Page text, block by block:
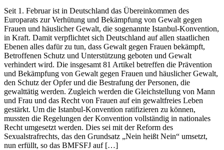
Seit 1. Februar ist in Deutschland das Übereinkommen des
Europarats zur Verhütung und Bekämpfung von Gewalt gegen
Frauen und häuslicher Gewalt, die sogenannte Istanbul-Konvention,
in Kraft. Damit verpflichtet sich Deutschland auf allen staatlichen
Ebenen alles dafür zu tun, dass Gewalt gegen Frauen bekämpft,
Betroffenen Schutz und Unterstützung geboten und Gewalt
verhindert wird. Die insgesamt 81 Artikel betreffen die Prävention
und Bekämpfung von Gewalt gegen Frauen und häuslicher Gewalt,
den Schutz der Opfer und die Bestrafung der Personen, die
gewalttätig werden. Zugleich werden die Gleichstellung von Mann
und Frau und das Recht von Frauen auf ein gewaltfreies Leben
gestärkt. Um die Istanbul-Konvention ratifizieren zu können,
mussten die Regelungen der Konvention vollständig in nationales
Recht umgesetzt werden. Dies sei mit der Reform des
Sexualstrafrechts, das den Grundsatz „Nein heißt Nein“ umsetzt,
nun erfüllt, so das BMFSFJ auf […]